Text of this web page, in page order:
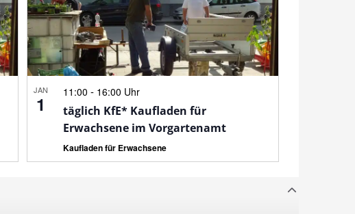
JAN
1
11:00 - 16:00 Uhr
täglich KfE* Kaufladen für
Erwachsene im Vorgartenamt
Kaufladen für Erwachsene